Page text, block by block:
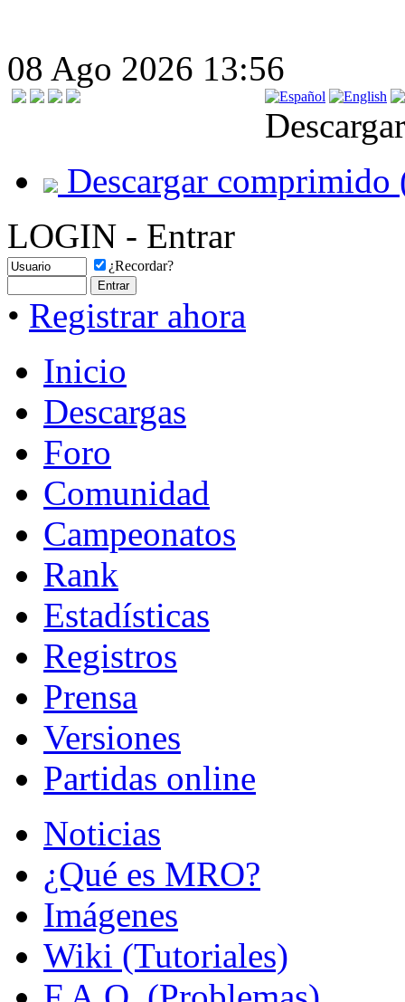
08 Ago 2026 13:56
Descargar comprimido
LOGIN - Entrar
¿Recordar?
• Registrar ahora
Inicio
Descargas
Foro
Comunidad
Campeonatos
Rank
Estadísticas
Registros
Prensa
Versiones
Partidas online
Noticias
¿Qué es MRO?
Imágenes
Wiki (Tutoriales)